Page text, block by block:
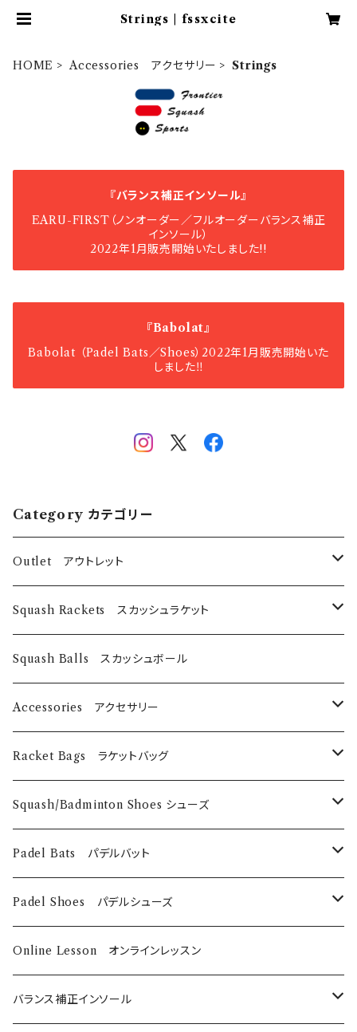
Strings | fssxcite
HOME Accessories アクセサリー Strings
『バランス補正インソール』
EARU-FIRST（ノンオーダー／フルオーダーバランス補正
インソール）
2022年1月販売開始いたしました!!
『Babolat』
Babolat （Padel Bats／Shoes）2022年1月販売開始いた
しました‼️
Category カテゴリー
Outlet アウトレット
スカッシュラケット
EyeRackets
DUNLOP
パデルバット
レディースウェア
EyeRackets
メンズウェア
EyeRackets
Squash Rackets スカッシュラケット
EyeRackets
Harrow
DUNLOP
Technifibre
Unsquashable
Squash Balls スカッシュボール
Accessories アクセサリー
Eye Wears
EyeRackets
Harrow
Grips
Strings
Racket Bags ラケットバッグ
​Harrow
EyeRackets
Squash/Badminton Shoes シューズ
EyeRackets
Babolat
Padel Bats パデルバット
DUNLOP
Babolat
Padel Shoes パデルシューズ
Bαbolat
Online Lesson オンラインレッスン
バランス補正インソール